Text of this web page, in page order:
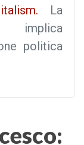
La
politica